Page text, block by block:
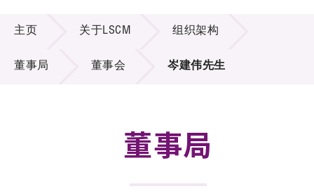
组织架构
招标通告
关于LSCM
主页 关于LSCM 组织架构
董事局 董事会 岑建伟先生
董事局